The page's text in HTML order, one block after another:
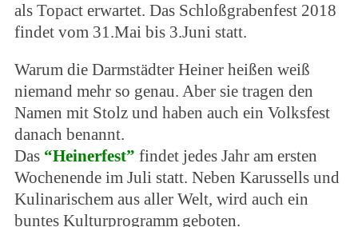
als Topact erwartet. Das Schloßgrabenfest 2018
findet vom 31.Mai bis 3.Juni statt.
Warum die Darmstädter Heiner heißen weiß
niemand mehr so genau. Aber sie tragen den
Namen mit Stolz und haben auch ein Volksfest
danach benannt.
Das “Heinerfest” findet jedes Jahr am ersten
Wochenende im Juli statt. Neben Karussells und
Kulinarischem aus aller Welt, wird auch ein
buntes Kulturprogramm geboten.